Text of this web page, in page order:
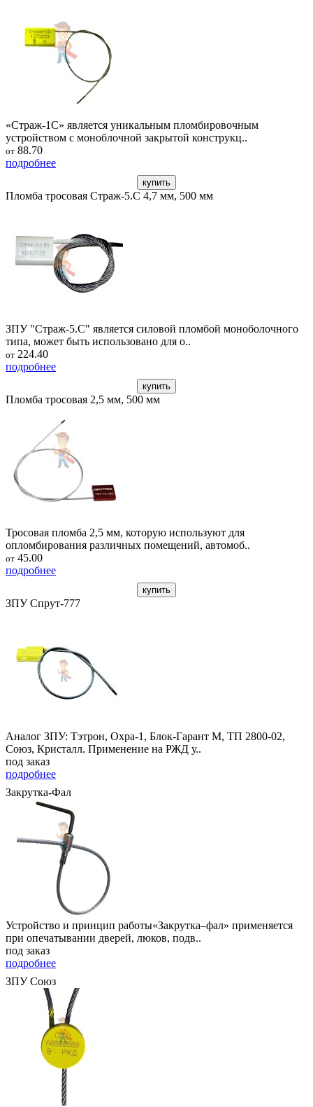
«Страж-1С» является уникальным пломбировочным
устройством с моноблочной закрытой конструкц..
от 88.70
подробнее
купить
Пломба тросовая Страж-5.С 4,7 мм, 500 мм
ЗПУ "Страж-5.С" является силовой пломбой моноболочного
типа, может быть использовано для о..
от 224.40
подробнее
купить
Пломба тросовая 2,5 мм, 500 мм
Тросовая пломба 2,5 мм, которую используют для
опломбирования различных помещений, автомоб..
от 45.00
подробнее
купить
ЗПУ Спрут-777
Аналог ЗПУ: Тэтрон, Охра-1, Блок-Гарант М, ТП 2800-02,
Союз, Кристалл. Применение на РЖД у..
под заказ
подробнее
Закрутка-Фал
Устройство и принцип работы«Закрутка–фал» применяется
при опечатывании дверей, люков, подв..
под заказ
подробнее
ЗПУ Союз